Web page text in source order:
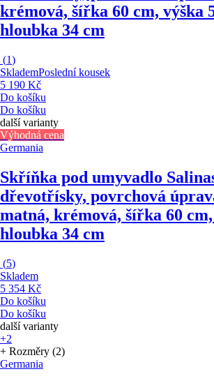
krémová, šířka 60 cm, výška
hloubka 34 cm
(1)
SklademPoslední kousek
5 190 Kč
Do košíku
Do košíku
další varianty
Výhodná cena
Germania
Skříňka pod umyvadlo
dřevotřísky, povrchová
matná, krémová, šířka 60
hloubka 34 cm
(5)
Skladem
5 354 Kč
Do košíku
Do košíku
další varianty
+2
+ Rozměry (2)
Germania